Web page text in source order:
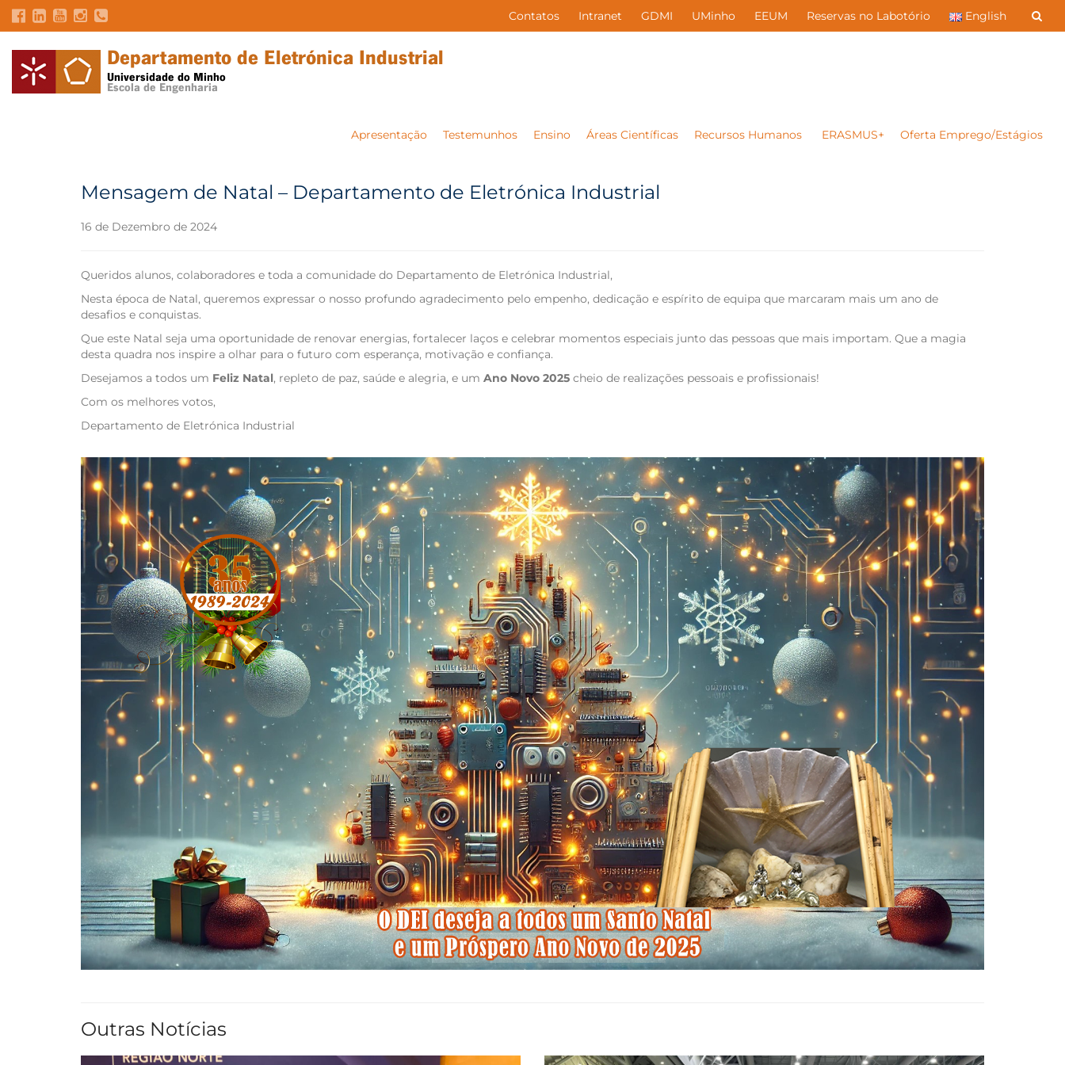
Contatos Intranet GDMI UMinho EEUM Reservas no Labotório English
Apresentação Testemunhos Ensino Áreas Científicas Recursos Humanos ERASMUS+ Oferta Emprego/Estágios
Mensagem de Natal – Departamento de Eletrónica Industrial
16 de Dezembro de 2024
Queridos alunos, colaboradores e toda a comunidade do Departamento de Eletrónica Industrial,
Nesta época de Natal, queremos expressar o nosso profundo agradecimento pelo empenho, dedicação e espírito de equipa que marcaram mais um ano de
desafios e conquistas.
Que este Natal seja uma oportunidade de renovar energias, fortalecer laços e celebrar momentos especiais junto das pessoas que mais importam. Que a magia
desta quadra nos inspire a olhar para o futuro com esperança, motivação e confiança.
Desejamos a todos um Feliz Natal, repleto de paz, saúde e alegria, e um Ano Novo 2025 cheio de realizações pessoais e profissionais!
Com os melhores votos,
Departamento de Eletrónica Industrial
Outras Notícias